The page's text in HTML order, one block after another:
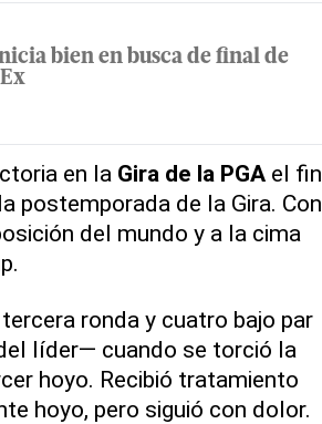
bien en busca de final de
en la Gira de la PGAel fin
postemporada de la Gira. Con
del mundo y a la cima
ronda y cuatro bajo par
líder— cuando se torció la
hoyo. Recibió tratamiento
hoyo, pero siguió con dolor.